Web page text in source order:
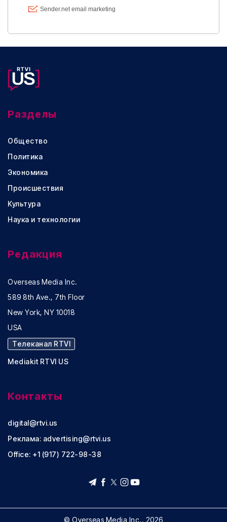
Разделы
Общество
Политика
Экономика
Происшествия
Культура
Наука и технологии
Редакция
Overseas Media Inc.
589 8th Ave., 7th Floor
New York, NY 10018
USA
Телеканал RTVI
Mediakit RTVI US
Контакты
digital@rtvi.us
Реклама: advertising@rtvi.us
Office: +1 (917) 722-98-38
© Overseas Media Inc., 2026